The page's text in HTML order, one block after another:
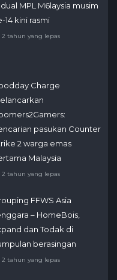
MPL M6laysia musim
14 kini rasmi
2 tahun yang lepas
Charge
pasukan Counter
2 warga emas
Malaysia
2 tahun yang lepas
FFWS Asia
– HomeBois,
dan Todak di
berasingan
2 tahun yang lepas